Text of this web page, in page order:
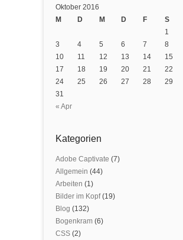
Oktober 2016
M
D M D F S
« Apr
1
3
4 5 6 7 8
10
11 12 13 14 15
17
18 19 20 21 22
24
25 26 27 28 29
31
Kategorien
Adobe Captivate (7)
Allgemein (44)
Arbeiten (1)
Bilder im Kopf(19)
Blog (132)
Bogenkram (6)
CSS (2)